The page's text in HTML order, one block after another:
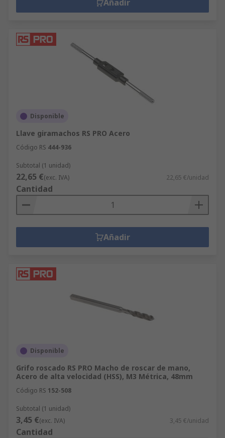
Añadir
Disponible
Llave giramachos RS PRO Acero
Código RS 444-936
Subtotal (1 unidad)
22,65 €(exc. IVA) 22,65 €/unidad
Cantidad
Añadir
Disponible
Grifo roscado RS PRO Macho de roscar de mano,
Acero de alta velocidad (HSS), M3 Métrica, 48mm
Código RS 152-508
Subtotal (1 unidad)
3,45 €(exc. IVA) 3,45 €/unidad
Cantidad